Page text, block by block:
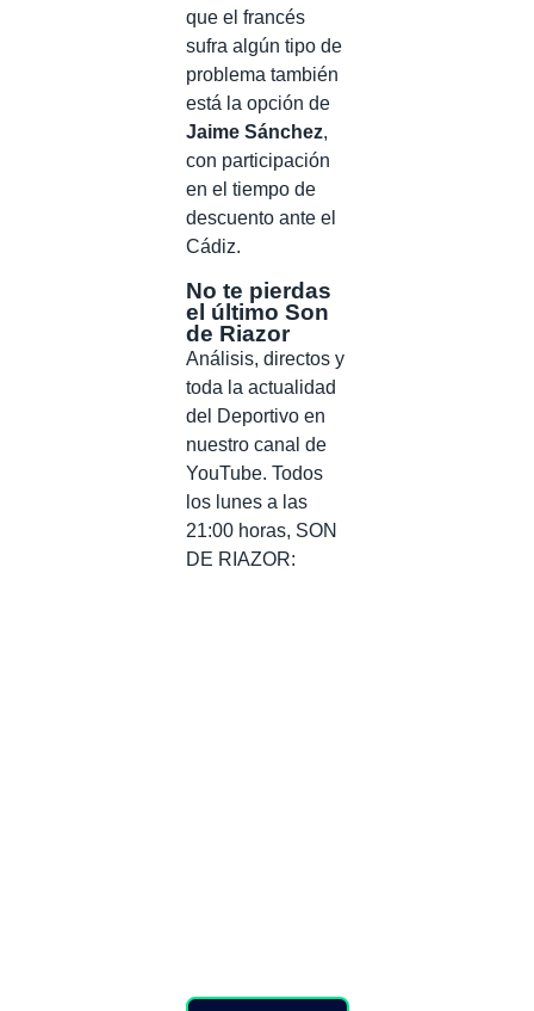
que el francés
sufra algún tipo de
problema también
está la opción de
Jaime Sánchez,
con participación
en el tiempo de
descuento ante el
Cádiz.
No te pierdas
el último Son
de Riazor
Análisis, directos y
toda la actualidad
del Deportivo en
nuestro canal de
YouTube. Todos
los lunes a las
21:00 horas, SON
DE RIAZOR: